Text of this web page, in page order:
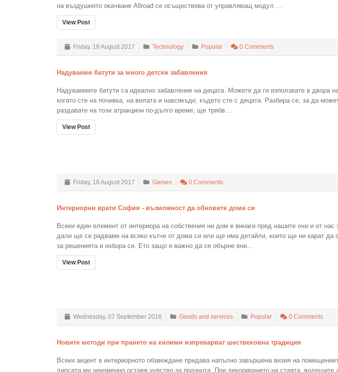
на въздушното окачване Allroad се осъществява от управляващ модул ...
View Post
Friday, 18 August 2017 Technology Popular 0 Comments
Надуваеми батути за много детски забавления
Надуваемите батути са идеално забавление на децата. Можете да ги използвате в двора
когато сте на почивка, на вилата и навсякъде, където сте с децата. Разбира се, за да
раздавате на този атракцион по-дълго време, ще трябв...
View Post
Friday, 18 August 2017 Games 0 Comments
Интериорни врати София - възможност да обновите дома си
Всеки един елемент от интериора на собствения ни дом е винаги пред нашите очи и от нас
дали ще се радваме на всяко кътче от дома си или ще има детайли, които ще ни карат да
за решенията и избора си. Ето защо е важно да се обърне вни...
View Post
Wednesday, 07 September 2016 Goods and services Popular 0 Comments
Новите методи при прането на килими изпреварват шествековна традиция
Всеки акцент в интериорното обзвеждане придава напълно завършена визия на
липсата му неизменно оставя чувство за празнота. При декорирането на стаята, водещите